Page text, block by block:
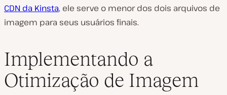
CDN da Kinsta, ele serve o menor dos dois arquivos de
imagem para seus usuários finais.
Implementando a
Otimização de Imagem